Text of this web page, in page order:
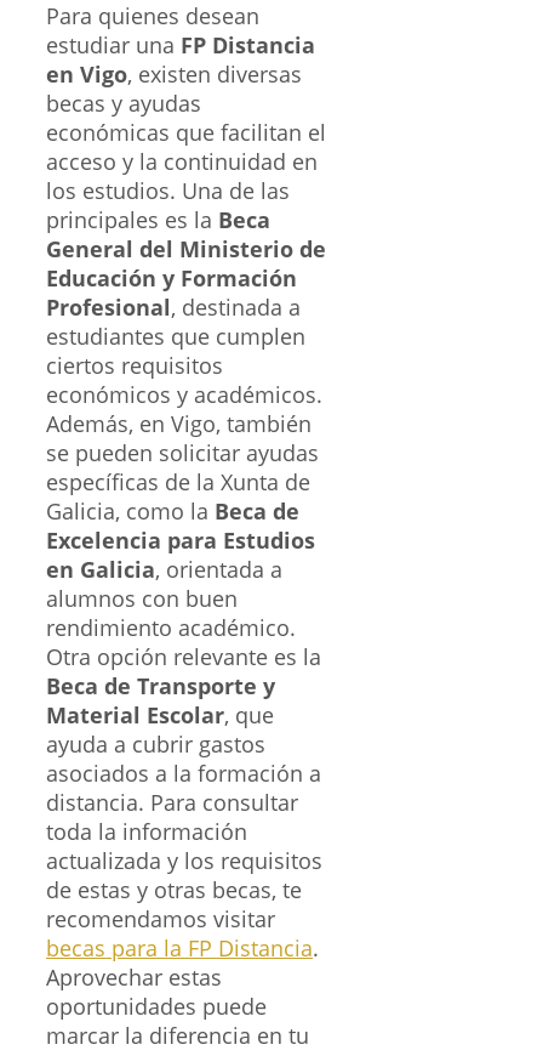
Para quienes desean
estudiar una FP Distancia
en Vigo, existen diversas
becas y ayudas
económicas que facilitan el
acceso y la continuidad en
los estudios. Una de las
principales es la Beca
General del Ministerio de
Educación y Formación
Profesional, destinada a
estudiantes que cumplen
ciertos requisitos
económicos y académicos.
Además, en Vigo, también
se pueden solicitar ayudas
específicas de la Xunta de
Galicia, como la Beca de
Excelencia para Estudios
en Galicia, orientada a
alumnos con buen
rendimiento académico.
Otra opción relevante es la
Beca de Transporte y
Material Escolar, que
ayuda a cubrir gastos
asociados a la formación a
distancia. Para consultar
toda la información
actualizada y los requisitos
de estas y otras becas, te
recomendamos visitar
becas para la FP Distancia.
Aprovechar estas
oportunidades puede
marcar la diferencia en tu